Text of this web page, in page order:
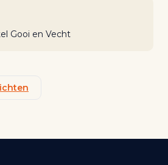
Gooi en Vecht